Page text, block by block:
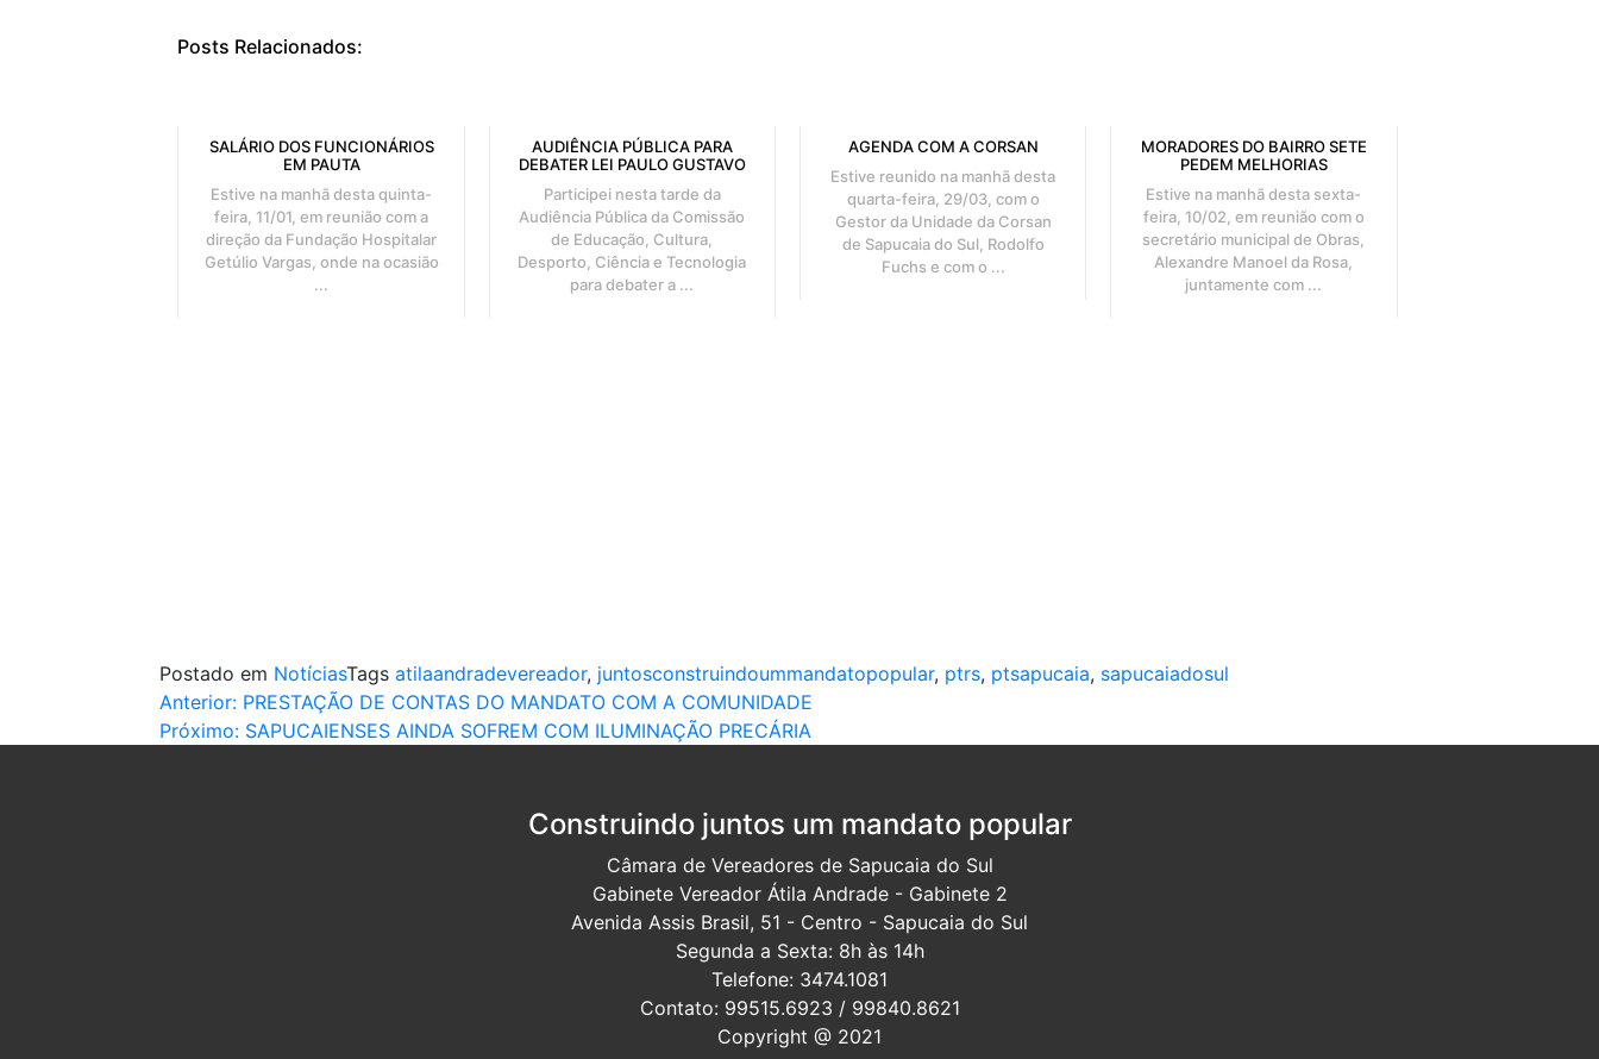
Posts Relacionados:
SALÁRIO DOS FUNCIONÁRIOS
EM PAUTA
Estive na manhã desta quinta-
feira, 11/01, em reunião com a
direção da Fundação Hospitalar
Getúlio Vargas, onde na ocasião
...
AUDIÊNCIA PÚBLICA PARA
DEBATER LEI PAULO GUSTAVO
Participei nesta tarde da
Audiência Pública da Comissão
de Educação, Cultura,
Desporto, Ciência e Tecnologia
para debater a ...
AGENDA COM A CORSAN
Estive reunido na manhã desta
quarta-feira, 29/03, com o
Gestor da Unidade da Corsan
de Sapucaia do Sul, Rodolfo
Fuchs e com o ...
MORADORES DO BAIRRO SETE
PEDEM MELHORIAS
Estive na manhã desta sexta-
feira, 10/02, em reunião com o
secretário municipal de Obras,
Alexandre Manoel da Rosa,
juntamente com ...
Postado em NotíciasTagsatilaandradevereador, juntosconstruindoummandatopopular, ptrs, ptsapucaia, sapucaiadosul
Navegação
de
Anterior: PRESTAÇÃO DE CONTAS DO MANDATO COM A COMUNIDADE
Próximo: SAPUCAIENSES AINDA SOFREM COM ILUMINAÇÃO PRECÁRIA
Construindo juntos um mandato popular
Câmara de Vereadores de Sapucaia do Sul
Gabinete Vereador Átila Andrade - Gabinete 2
Avenida Assis Brasil, 51 - Centro - Sapucaia do Sul
Segunda a Sexta: 8h às 14h
Telefone: 3474.1081
Contato: 99515.6923 / 99840.8621
Copyright @ 2021